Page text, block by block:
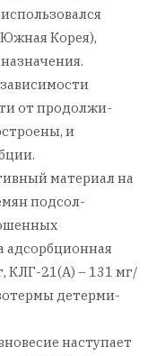
Корея),
от продолжи-
и
материал на
подсол-
адсорбционная
КЛГ-21(А) – 131 мг/
детерми-
наступает